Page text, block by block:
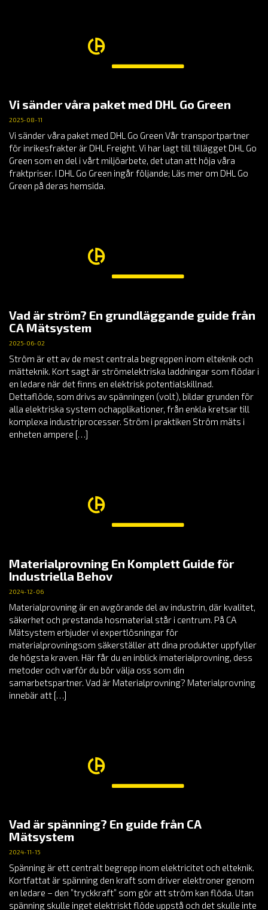
Vi sänder våra paket med DHL Go Green
2025-08-11
Vi sänder våra paket med DHL Go Green Vår transportpartner
för inrikesfrakter är DHL Freight. Vi har lagt till tillägget DHL Go
Green som en del i vårt miljöarbete, det utan att höja våra
fraktpriser. I DHL Go Green ingår följande; Läs mer om DHL Go
Green på deras hemsida.
Vad är ström? En grundläggande guide från
CA Mätsystem
2025-06-02
Ström är ett av de mest centrala begreppen inom elteknik och
mätteknik. Kort sagt är strömelektriska laddningar som flödar i
en ledare när det finns en elektrisk potentialskillnad.
Dettaflöde, som drivs av spänningen (volt), bildar grunden för
alla elektriska system ochapplikationer, från enkla kretsar till
komplexa industriprocesser. Ström i praktiken Ström mäts i
enheten ampere […]
Materialprovning En Komplett Guide för
Industriella Behov
2024-12-06
Materialprovning är en avgörande del av industrin, där kvalitet,
säkerhet och prestanda hosmaterial står i centrum. På CA
Mätsystem erbjuder vi expertlösningar för
materialprovningsom säkerställer att dina produkter uppfyller
de högsta kraven. Här får du en inblick imaterialprovning, dess
metoder och varför du bör välja oss som din
samarbetspartner. Vad är Materialprovning? Materialprovning
innebär att […]
Vad är spänning? En guide från CA
Mätsystem
2024-11-15
Spänning är ett centralt begrepp inom elektricitet och elteknik.
Kortfattat är spänning den kraft som driver elektroner genom
en ledare – den ”tryckkraft” som gör att ström kan flöda. Utan
spänning skulle inget elektriskt flöde uppstå och det skulle inte